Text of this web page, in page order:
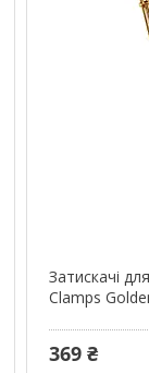
Затискачі
Clamps
369 ₴